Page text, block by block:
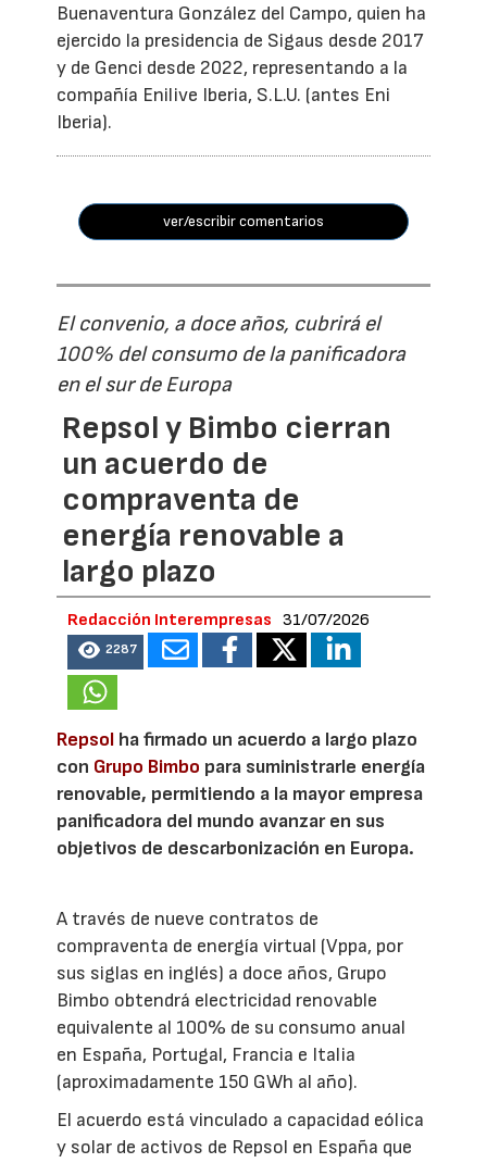
Buenaventura González del Campo, quien ha
ejercido la presidencia de Sigaus desde 2017
y de Genci desde 2022, representando a la
compañía Enilive Iberia, S.L.U. (antes Eni
Iberia).
ver/escribir comentarios
El convenio, a doce años, cubrirá el
100% del consumo de la panificadora
en el sur de Europa
Repsol y Bimbo cierran
un acuerdo de
compraventa de
energía renovable a
largo plazo
Redacción Interempresas 31/07/2026
2287
Repsol ha firmado un acuerdo a largo plazo
con Grupo Bimbo para suministrarle energía
renovable, permitiendo a la mayor empresa
panificadora del mundo avanzar en sus
objetivos de descarbonización en Europa.
A través de nueve contratos de
compraventa de energía virtual (Vppa, por
sus siglas en inglés) a doce años, Grupo
Bimbo obtendrá electricidad renovable
equivalente al 100% de su consumo anual
en España, Portugal, Francia e Italia
(aproximadamente 150 GWh al año).
El acuerdo está vinculado a capacidad eólica
y solar de activos de Repsol en España que